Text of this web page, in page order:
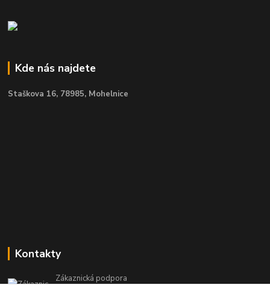
Kde nás najdete
Staškova 16, 78985, Mohelnice
Kontakty
Zákaznická podpora